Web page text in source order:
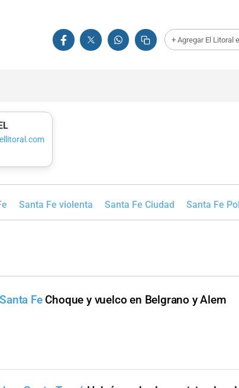
+ Agregar El Litoral
Santa Fe violenta Santa Fe Ciudad Santa Fe
Fe Choque y vuelco en Belgrano y Alem